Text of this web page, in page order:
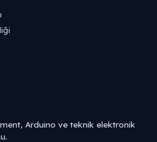
Arduino ve teknik elektronik